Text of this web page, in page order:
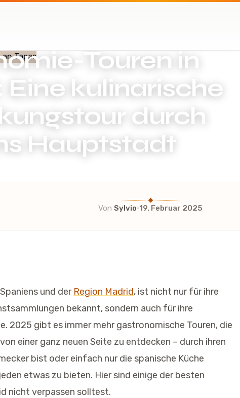
Touren in
Eine kulinarische
durch
Hauptstadt
Von Sylvio·19. Februar 2025
und der Region Madrid, ist nicht nur für ihre
bekannt, sondern auch für ihre
2025 gibt es immer mehr gastronomische Touren, die
einer ganz neuen Seite zu entdecken – durch ihren
bist oder einfach nur die spanische Küche
etwas zu bieten. Hier sind einige der besten
nicht verpassen solltest.